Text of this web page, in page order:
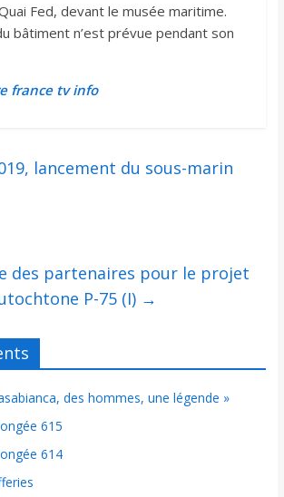
Fed, devant le musée maritime.
bâtiment n’est prévue pendant son
france tv info
lancement du sous-marin
des partenaires pour le projet
P-75 (I) →
des hommes, une légende »
615
614